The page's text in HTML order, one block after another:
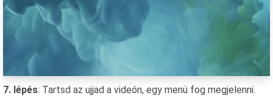
7. lépés: Tartsd az ujjad a videón, egy menü fog megjelenni.